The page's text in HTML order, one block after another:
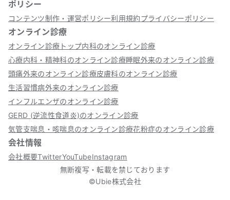
ポリシー
コンテンツ制作・運営ポリシー利用規約プライバシーポリシー
オンライン診療
オンライン診療トップ内科のオンライン診療
心療内科・精神科のオンライン診療睡眠外来のオンライン診療
頭痛外来のオンライン診療皮膚科のオンライン診療
生活習慣病外来のオンライン診療
インフルエンザのオンライン診療
GERD (逆流性食道炎)のオンライン診療
気管支喘息・咳喘息のオンライン診療花粉症のオンライン診療
会社情報
会社概要TwitterYouTubeInstagram
無断複写・転載を禁じております
©Ubie株式会社